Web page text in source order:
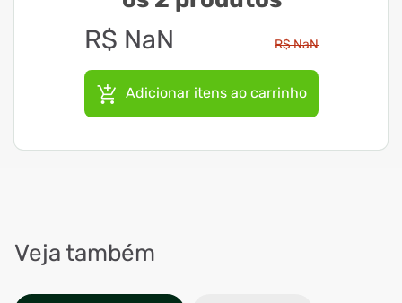
R$ NaN R$NaN
Adicionar itens ao carrinho
Veja também